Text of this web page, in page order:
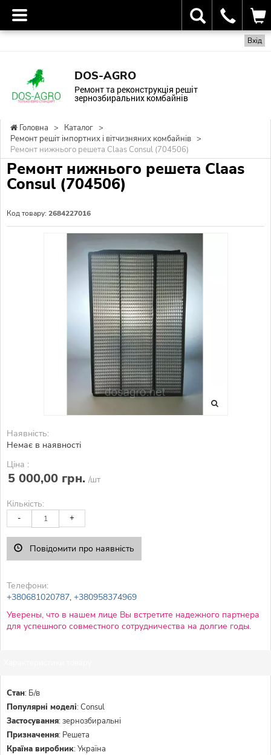
Вхід
DOS-AGRO
Ремонт та реконструкція решіт
зернозбиральних комбайнів
Головна > Каталог >
Ремонт решіт імпортних і вітчизняних комбайнів >
Ремонт нижнього решета Claas Consul (704506)
Ремонт нижнього решета Claas
Consul (704506)
Код товару: 2684227016
Наявність:
Немає в наявності
Ціна :
5 000,00 грн. /шт
Кількість:
- +
Повідомити про наявність
Телефони:
+380681020787, +380958374969
Уверены, что в нашем лице Вы встретите надежного партнера
для успешного совместного сотрудничества на долгие годы.
Стан: Б/в
Популярні моделі:Consul
Застосування:зернозбиральні
Призначення: Решета
Країна виробник:Україна